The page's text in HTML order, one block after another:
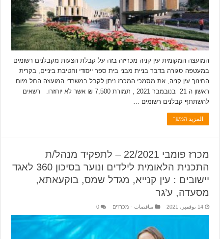
המועצה המקומית עין-קניה מכריזה בזה על קבלת הצעות מקבלנים רשומים
במעטפה סגורה בדבר בניית מבני בית ספר ייסודי וחטיבת ביניים, בקרית
החינוך עין קניה, את מסמכי המכרז ניתן לקבל במשרדי המועצה החל מיום
ראשון ה 21 בנובמבר 2021 , תמורת 7,500 ₪ אשר לא יוחזרו. רשאים
להשתתף קבלנים רשומים …
المزيد המשך
מכרז פומבי 22/2021 – לתפקיד מנהל/ת
התכנית הלאומית לילדים ונוער בסיכון 360 לאגד
יישובים : עין קנייא, מגדל שמס, בוקעאתא,
מסעדה, ע’גר
14 نوفمبر، 2021 مناقصات - מכרזים 0